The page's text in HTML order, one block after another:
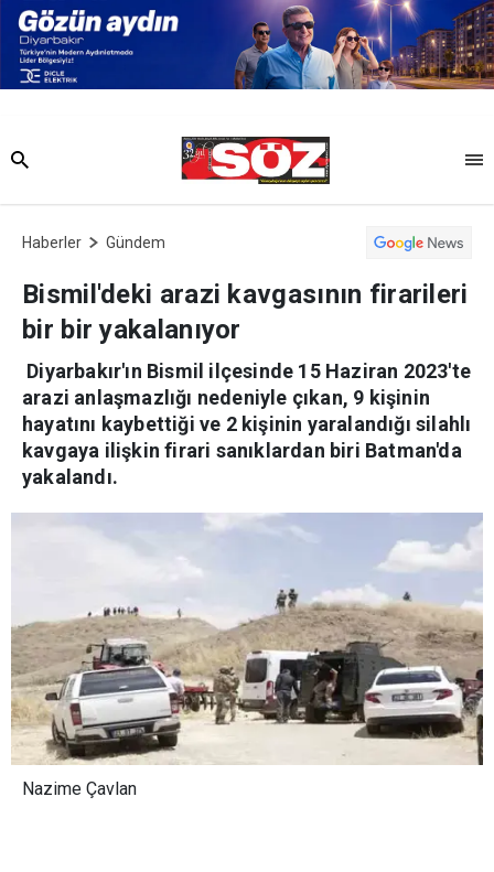
Haberler Gündem
Bismil'deki arazi kavgasının firarileri
bir bir yakalanıyor
Diyarbakır'ın Bismil ilçesinde 15 Haziran 2023'te
arazi anlaşmazlığı nedeniyle çıkan, 9 kişinin
hayatını kaybettiği ve 2 kişinin yaralandığı silahlı
kavgaya ilişkin firari sanıklardan biri Batman'da
yakalandı.
Nazime Çavlan